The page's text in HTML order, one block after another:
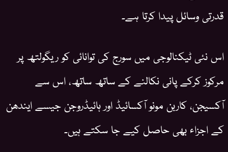
قدرتی وسائل پیدا کرتا ہے۔
اس نئی ٹیکنالوجی میں سورج کی توانائی کو ریگولتھ پر
مرکوز کرکے پانی نکالنے کے ساتھ ساتھ، اس سے
آکسیجن، کاربن مونو آکسائیڈ اور ہائیڈروجن جیسے ایندھن
کے اجزاء بھی حاصل کیے جا سکتے ہیں۔